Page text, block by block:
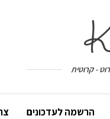
- קרוטית
הרשמה לעדכונים